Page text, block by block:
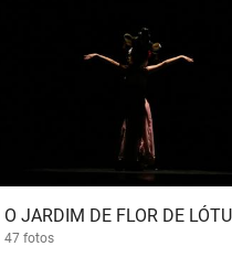
47 fotos